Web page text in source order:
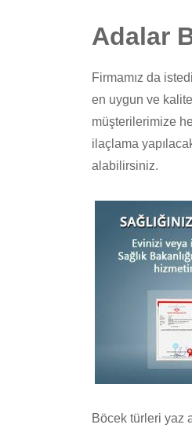
Adalar
Firmamız da
en uygun ve
müşterilerimize
ilaçlama
alabilirsiniz.
Böcek türleri yaz